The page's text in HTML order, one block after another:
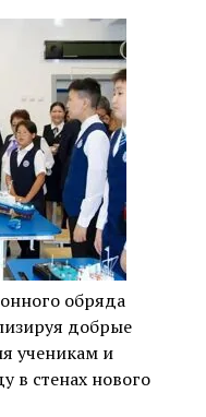
обряда
добрые
ученикам и
в стенах нового